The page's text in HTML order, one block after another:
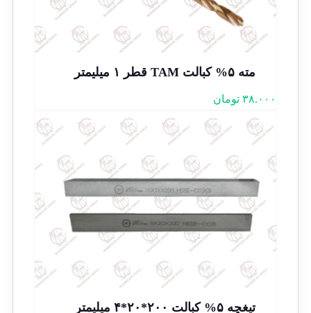
مته ۵% کبالت TAM قطر ۱ میلیمتر
۳۸.۰۰۰ تومان
تیغچه ۵% کبالت ۲۰۰*۲۰*۴ میلیمتر